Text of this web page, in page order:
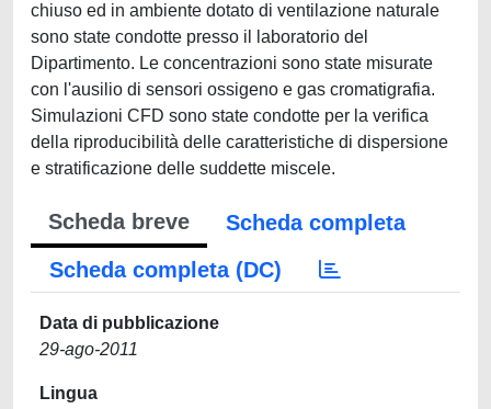
chiuso ed in ambiente dotato di ventilazione naturale
sono state condotte presso il laboratorio del
Dipartimento. Le concentrazioni sono state misurate
con l'ausilio di sensori ossigeno e gas cromatigrafia.
Simulazioni CFD sono state condotte per la verifica
della riproducibilità delle caratteristiche di dispersione
e stratificazione delle suddette miscele.
Scheda breve
Scheda completa
Scheda completa (DC)
Data di pubblicazione
29-ago-2011
Lingua